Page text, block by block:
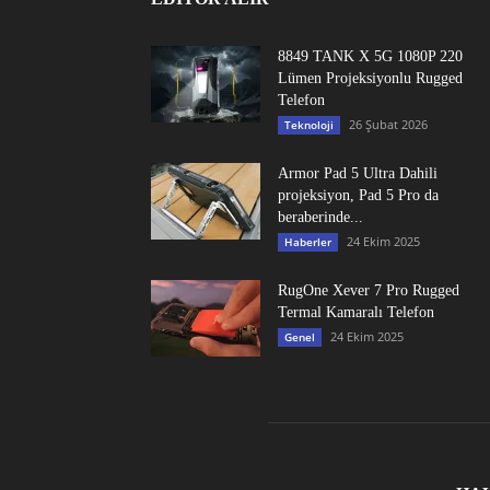
8849 TANK X 5G 1080P 220
Lümen Projeksiyonlu Rugged
Telefon
Teknoloji 26 Şubat 2026
Armor Pad 5 Ultra Dahili
projeksiyon, Pad 5 Pro da
beraberinde...
Haberler 24 Ekim 2025
RugOne Xever 7 Pro Rugged
Termal Kamaralı Telefon
Genel 24 Ekim 2025